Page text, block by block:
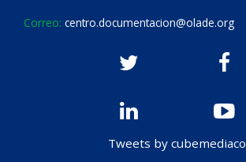
Correo: centro.documentacion@olade.org
Tweets by cubemediaco